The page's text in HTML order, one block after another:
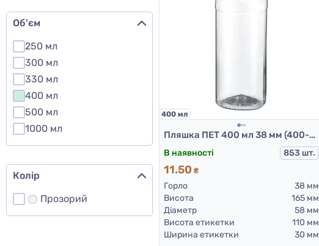
Об'єм
250 мл
300 мл
330 мл
400 мл
500 мл
1000 мл
Колір
Прозорий
400 мл
Пляшка ПЕТ 400 мл 38 мм (400-квадрат-215пр)
В наявності 853 шт.
11.50 ₴
Горло
38 мм
Висота
165 мм
Діаметр
58 мм
Висота етикетки
110 мм
Ширина етикетки
30 мм